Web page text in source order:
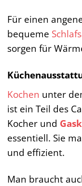
Für einen
bequeme
sorgen für
Kochen unter
ist ein Teil des
Kocher und
essentiell. Sie
und effizient.
Man braucht